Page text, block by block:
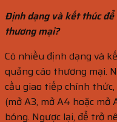
Định dạng và kết thúc
thương mại?
Có nhiều định dạng và
quảng cáo thương mại.
cầu giao tiếp chính
(mở A3, mở A4 hoặc mở
bóng. Ngược lại, để trở